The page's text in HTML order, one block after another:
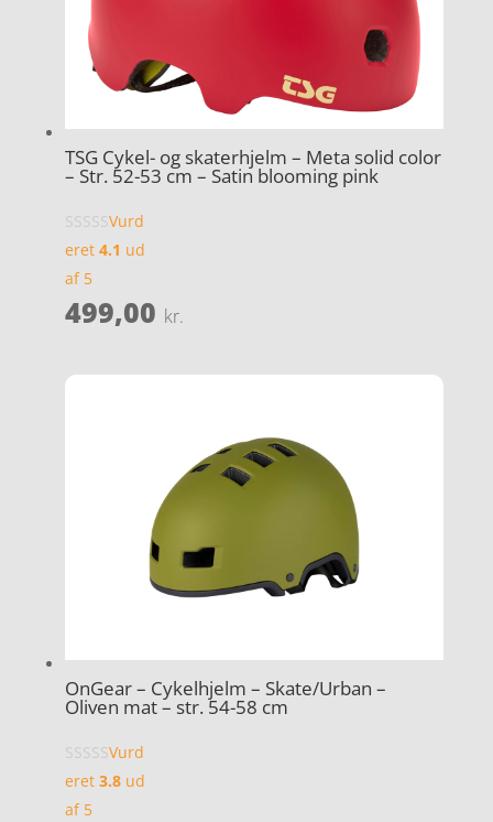
TSG Cykel- og skaterhjelm – Meta solid color
– Str. 52-53 cm – Satin blooming pink
Vurd
eret 4.1 ud
af 5
499,00 kr.
OnGear – Cykelhjelm – Skate/Urban –
Oliven mat – str. 54-58 cm
Vurd
eret 3.8ud
af 5